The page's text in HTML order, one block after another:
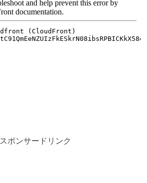
スポンサードリンク